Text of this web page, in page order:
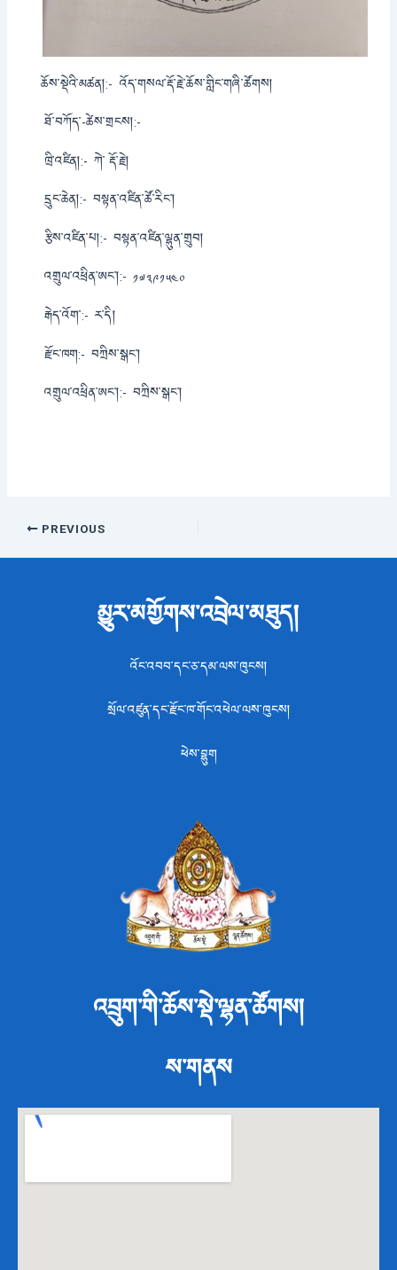
ཆོས་སྡེའི་མཚན།:- འོད་གསལ་རྡོ་རྗེ་ཆོས་གླིང་གཞི་ཚོགས།
ཐོ་བཀོད་-ཚེས་གྲངས།:-
ཁྲི་འཛིན།:- ཀེ་ རྡོ་རྗེ།
དྲུང་ཆེན།:- བསྟན་འཛིན་ཚོ་རིང་།
རྩིས་འཛིན་པ།:- བསྟན་འཛིན་ལྷུན་གྲུབ།
འགྲུལ་འཕྲིན་ཨང་།:- ༡༧༣༩༡༥༤༠
རྒེད་འོག་:- ར་དི།
རྫོང་ཁག:- བཀྲིས་སྒང་།
འགྲུལ་འཕྲིན་ཨང་།:- བཀྲིས་སྒང་།
Post
PREVIOUS
མྱུར་མགྱོགས་འབྲེལ་མཐུད།
འོང་འབབ་དང་ཅ་དམ་ལས་ཁུངས།
སྲོལ་འཛུན་དང་རྫོང་ཁ་གོང་འཕེལ་ལས་ཁུངས།
ཕེས་བྷུག
འབྲུག་གི་ཆོས་སྡེ་ལྷན་ཚོགས།
ས་གནས